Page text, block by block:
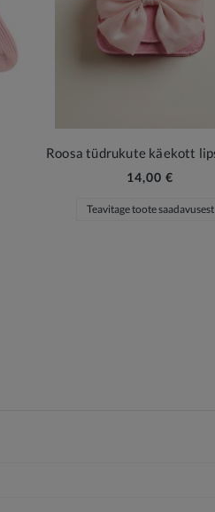
14,00 €
Teavitage toote saadavusest